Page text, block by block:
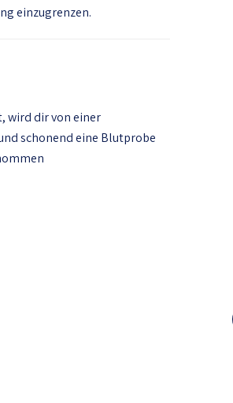
einzugrenzen.
wird dir von einer
schonend eine Blutprobe